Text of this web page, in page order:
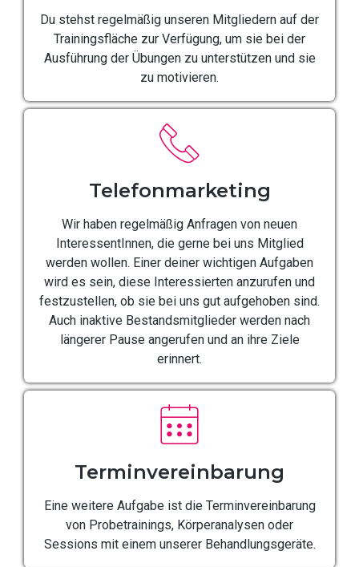
Du stehst regelmäßig unseren Mitgliedern auf der
Trainingsfläche zur Verfügung, um sie bei der
Ausführung der Übungen zu unterstützen und sie
zu motivieren.
Telefonmarketing
Wir haben regelmäßig Anfragen von neuen
InteressentInnen, die gerne bei uns Mitglied
werden wollen. Einer deiner wichtigen Aufgaben
wird es sein, diese Interessierten anzurufen und
festzustellen, ob sie bei uns gut aufgehoben sind.
Auch inaktive Bestandsmitglieder werden nach
längerer Pause angerufen und an ihre Ziele
erinnert.
Terminvereinbarung
Eine weitere Aufgabe ist die Terminvereinbarung
von Probetrainings, Körperanalysen oder
Sessions mit einem unserer Behandlungsgeräte.